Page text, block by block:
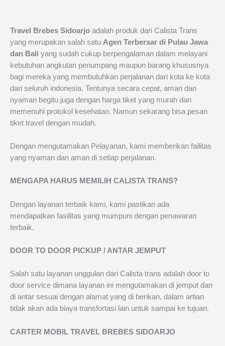
Travel Brebes Sidoarjo adalah produk dari Calista Trans
yang merupakan salah satu Agen Terbersar di Pulau Jawa
dan Bali yang sudah cukup berpengalaman dalam melayani
kebutuhan angkutan penumpang maupun barang khususnya
bagi mereka yang membutuhkan perjalanan dari kota ke kota
dari seluruh indonesia. Tentunya secara cepat, aman dan
nyaman begitu juga dengan harga tiket yang murah dan
memenuhi protokol kesehatan. Namun sekarang bisa pesan
tiket travel dengan mudah.
Dengan mengutamakan Pelayanan, kami memberikan failitas
yang nyaman dan aman di setiap perjalanan.
MENGAPA HARUS MEMILIH CALISTA TRANS?
Dengan layanan terbaik kami, kami pastikan ada
mendapatkan fasilitas yang mumpuni dengan penawaran
terbaik.
DOOR TO DOOR PICKUP / ANTAR JEMPUT
Salah satu layanan unggulan dari Calista trans adalah door to
door service dimana layanan ini mengutamakan di jemput dan
di antar sesuai dengan alamat yang di berikan, dalam artian
tidak akan ada biaya transfortasi lain untuk sampai ke tujuan.
CARTER MOBIL TRAVEL BREBES SIDOARJO